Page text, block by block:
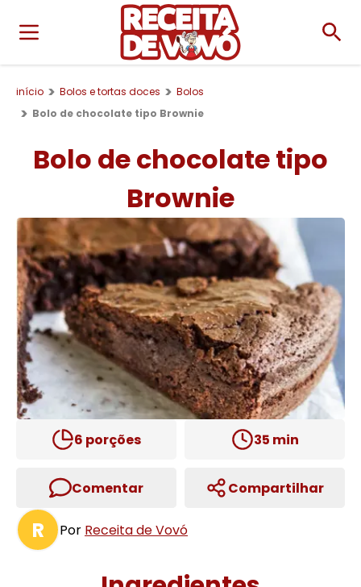
início Bolos e tortas doces
Bolos
Bolo de chocolate tipo Brownie
Bolo de chocolate tipo
Brownie
6 porções 35 min
Comentar Compartilhar
R Por Receita de Vovó